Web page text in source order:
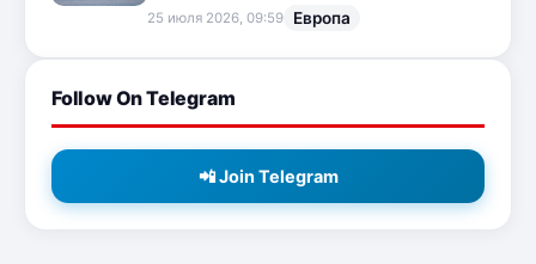
25 июля 2026, 09:59 Европа
Follow On Telegram
📲 Join Telegram